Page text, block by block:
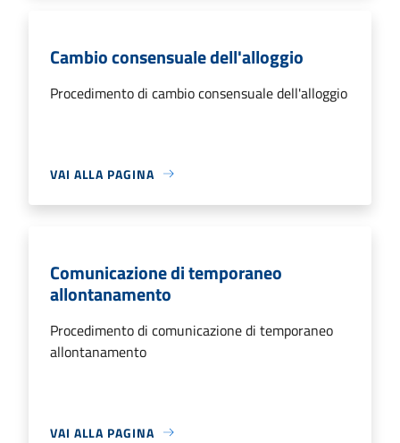
Cambio consensuale dell'alloggio
Procedimento di cambio consensuale dell'alloggio
VAI ALLA PAGINA
Comunicazione di temporaneo
allontanamento
Procedimento di comunicazione di temporaneo
allontanamento
VAI ALLA PAGINA